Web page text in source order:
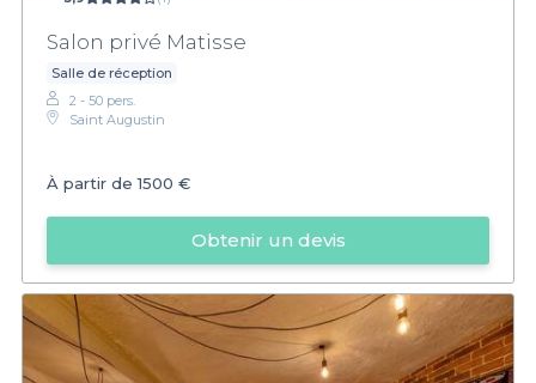
Salon privé Matisse
Salle de réception
2 - 50 pers.
Saint Augustin
À partir de1500 €
Obtenir un devis